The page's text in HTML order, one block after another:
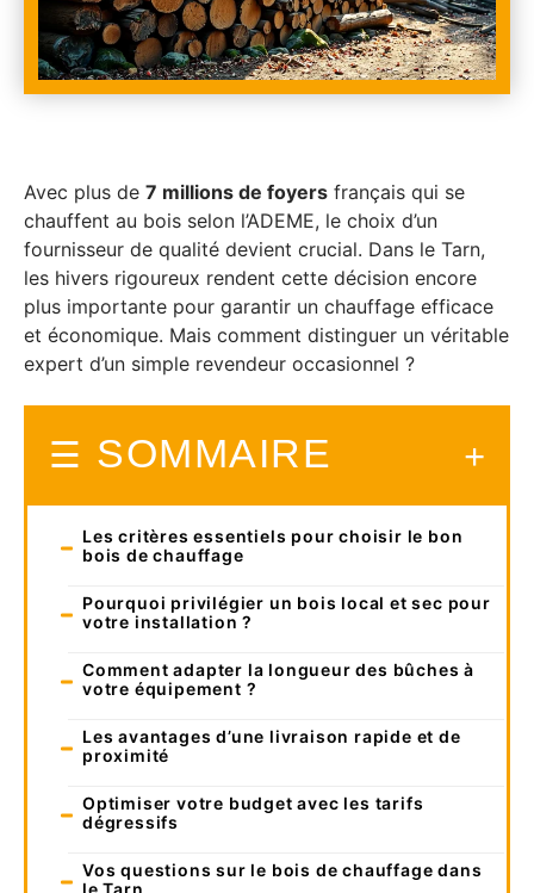
Avec plus de 7 millions de foyers français qui se
chauffent au bois selon l’ADEME, le choix d’un
fournisseur de qualité devient crucial. Dans le Tarn,
les hivers rigoureux rendent cette décision encore
plus importante pour garantir un chauffage efficace
et économique. Mais comment distinguer un véritable
expert d’un simple revendeur occasionnel ?
SOMMAIRE
Les critères essentiels pour choisir le bon
bois de chauffage
Pourquoi privilégier un bois local et sec pour
votre installation ?
Comment adapter la longueur des bûches à
votre équipement ?
Les avantages d’une livraison rapide et de
proximité
Optimiser votre budget avec les tarifs
dégressifs
Vos questions sur le bois de chauffage dans
le Tarn